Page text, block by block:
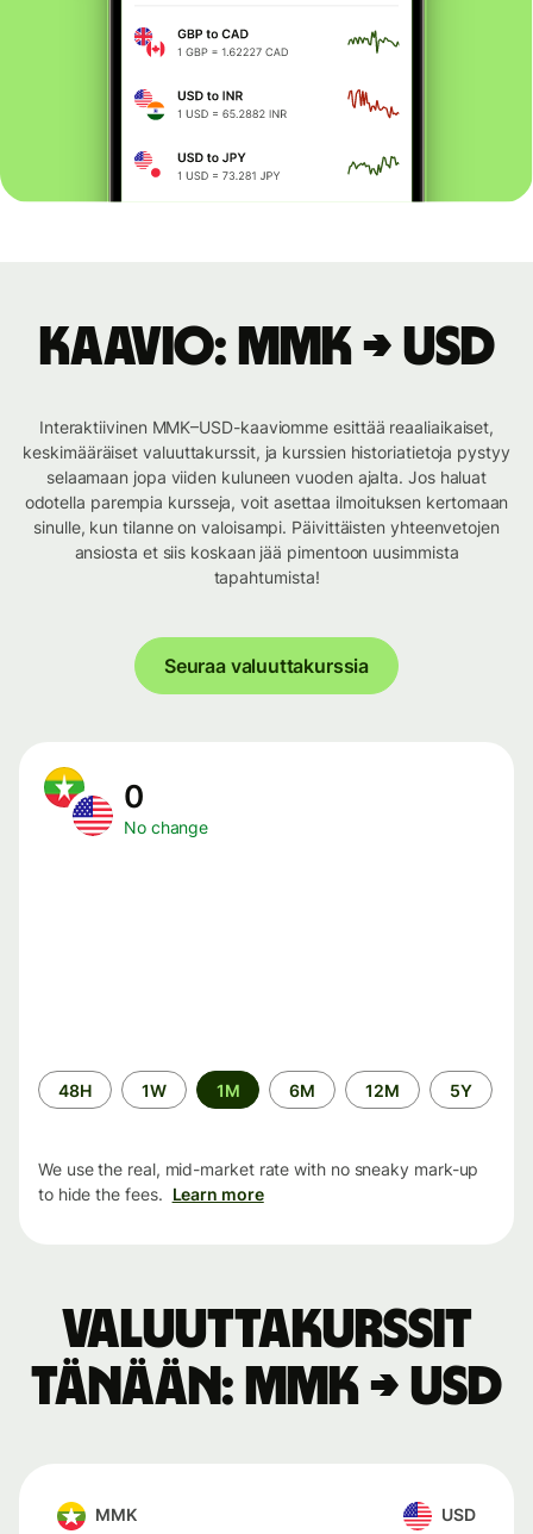
Kaavio: MMK → USD
Interaktiivinen MMK–USD-kaaviomme esittää reaaliaikaiset,
keskimääräiset valuuttakurssit, ja kurssien historiatietoja pystyy
selaamaan jopa viiden kuluneen vuoden ajalta. Jos haluat
odotella parempia kursseja, voit asettaa ilmoituksen kertomaan
sinulle, kun tilanne on valoisampi. Päivittäisten yhteenvetojen
ansiosta et siis koskaan jää pimentoon uusimmista
tapahtumista!
Seuraa valuuttakurssia
0
No change
Time
period
48H 1W 1M 6M 12M 5Y
We use the real, mid-market rate with no sneaky mark-up
to hide the fees. Learn more
Valuuttakurssit
tänään: MMK → USD
MMK USD